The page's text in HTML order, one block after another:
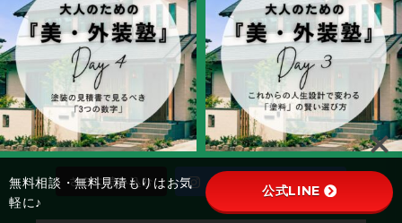
さらに読み込む Instagram でフォロー
無料相談・無料見積もりはお気
軽に♪
公式LINE